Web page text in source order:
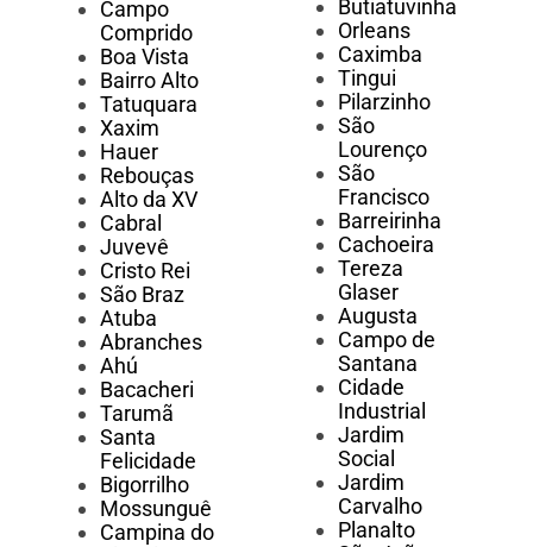
Campo
Comprido
Boa Vista
Bairro Alto
Tatuquara
Xaxim
Hauer
Rebouças
Alto da XV
Cabral
Juvevê
Cristo Rei
São Braz
Atuba
Abranches
Ahú
Bacacheri
Tarumã
Santa
Felicidade
Bigorrilho
Mossunguê
Campina do
Butiatuvinha
Orleans
Caximba
Tingui
Pilarzinho
São
Lourenço
São
Francisco
Barreirinha
Cachoeira
Tereza
Glaser
Augusta
Campo de
Santana
Cidade
Industrial
Jardim
Social
Jardim
Carvalho
Planalto